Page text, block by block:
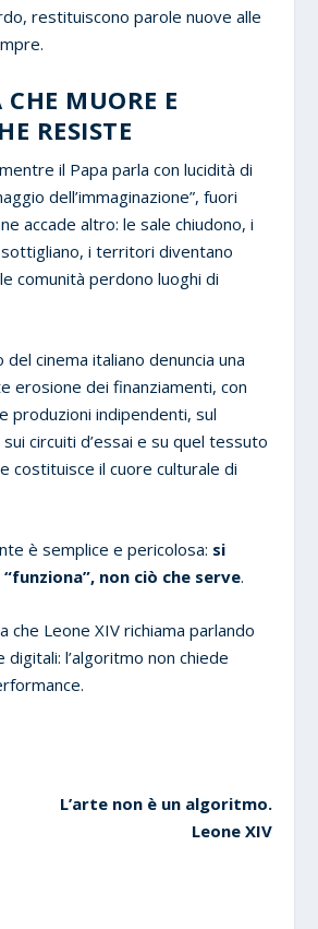
restituiscono parole nuove alle
MUORE E
RESISTE
il Papa parla con lucidità di
dell’immaginazione”, fuori
accade altro: le sale chiudono, i
i territori diventano
comunità perdono luoghi di
del cinema italiano denuncia una
erosione dei finanziamenti, con
produzioni indipendenti, sul
sui circuiti d’essai e su quel tessuto
costituisce il cuore culturale di
è semplice e pericolosa: si
non ciò che serve.
che Leone XIV richiama parlando
l’algoritmo non chiede
L’arte non è un algoritmo.
Leone XIV